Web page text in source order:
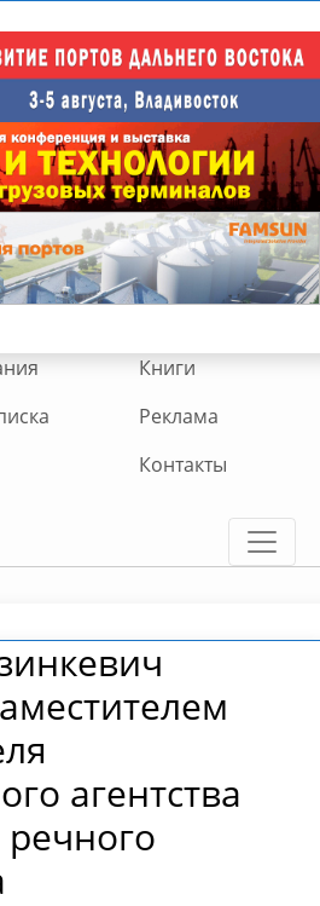
Книги
Реклама
Контакты
агентства